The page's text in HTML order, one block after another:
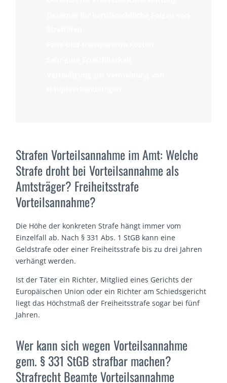
Strafen Vorteilsannahme im Amt: Welche
Strafe droht bei Vorteilsannahme als
Amtsträger? Freiheitsstrafe
Vorteilsannahme?
Die Höhe der konkreten Strafe hängt immer vom
Einzelfall ab. Nach § 331 Abs. 1 StGB kann eine
Geldstrafe oder einer Freiheitsstrafe bis zu drei Jahren
verhängt werden.
Ist der Täter ein Richter, Mitglied eines Gerichts der
Europäischen Union oder ein Richter am Schiedsgericht
liegt das Höchstmaß der Freiheitsstrafe sogar bei fünf
Jahren.
Wer kann sich wegen Vorteilsannahme
gem. § 331 StGB strafbar machen?
Strafrecht Beamte Vorteilsannahme